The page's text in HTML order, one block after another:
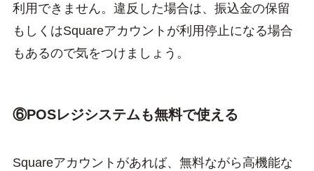
利用できません。違反した場合は、振込金の保留
もしくはSquareアカウントが利用停止になる場合
もあるので気をつけましょう。
⑥POSレジシステムも無料で使える
Squareアカウントがあれば、無料ながら高機能な